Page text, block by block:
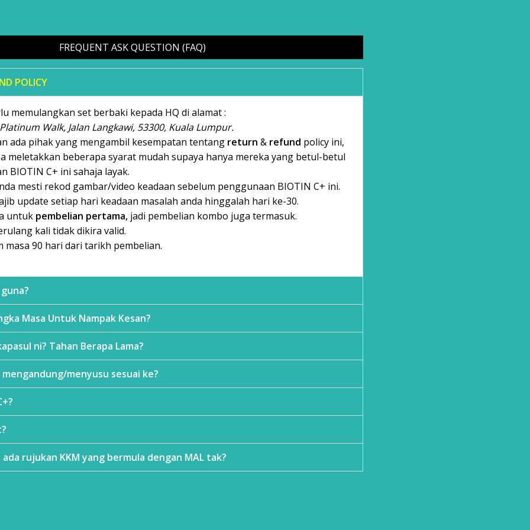
FREQUENT ASK QUESTION (FAQ)
POLICY
memulangkan set berbaki kepada HQ di alamat :
Walk, Jalan Langkawi, 53300, Kuala Lumpur.
ada pihak yang mengambil kesempatan tentang return & refund policy ini,
meletakkan beberapa syarat mudah supaya hanya mereka yang betul-betul
BIOTIN C+ ini sahaja layak.
mesti rekod gambar/video keadaan sebelum penggunaan BIOTIN C+ ini.
update setiap hari keadaan masalah anda hinggalah hari ke-30.
untuk pembelian pertama, jadi pembelian kombo juga termasuk.
kali tidak dikira valid.
masa 90 hari dari tarikh pembelian.
Masa Untuk Nampak Kesan?
ni? Tahan Berapa Lama?
menyusu sesuai ke?
ada rujukan KKM yang bermula dengan MAL tak?